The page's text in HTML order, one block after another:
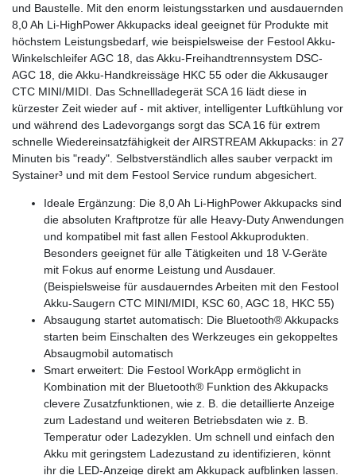
und Baustelle. Mit den enorm leistungsstarken und ausdauernden
8,0 Ah Li-HighPower Akkupacks ideal geeignet für Produkte mit
höchstem Leistungsbedarf, wie beispielsweise der Festool Akku-
Winkelschleifer AGC 18, das Akku-Freihandtrennsystem DSC-
AGC 18, die Akku-Handkreissäge HKC 55 oder die Akkusauger
CTC MINI/MIDI. Das Schnellladegerät SCA 16 lädt diese in
kürzester Zeit wieder auf - mit aktiver, intelligenter Luftkühlung vor
und während des Ladevorgangs sorgt das SCA 16 für extrem
schnelle Wiedereinsatzfähigkeit der AIRSTREAM Akkupacks: in 27
Minuten bis "ready". Selbstverständlich alles sauber verpackt im
Systainer³ und mit dem Festool Service rundum abgesichert.
Ideale Ergänzung: Die 8,0 Ah Li-HighPower Akkupacks sind
die absoluten Kraftprotze für alle Heavy-Duty Anwendungen
und kompatibel mit fast allen Festool Akkuprodukten.
Besonders geeignet für alle Tätigkeiten und 18 V-Geräte
mit Fokus auf enorme Leistung und Ausdauer.
(Beispielsweise für ausdauerndes Arbeiten mit den Festool
Akku-Saugern CTC MINI/MIDI, KSC 60, AGC 18, HKC 55)
Absaugung startet automatisch: Die Bluetooth® Akkupacks
starten beim Einschalten des Werkzeuges ein gekoppeltes
Absaugmobil automatisch
Smart erweitert: Die Festool WorkApp ermöglicht in
Kombination mit der Bluetooth® Funktion des Akkupacks
clevere Zusatzfunktionen, wie z. B. die detaillierte Anzeige
zum Ladestand und weiteren Betriebsdaten wie z. B.
Temperatur oder Ladezyklen. Um schnell und einfach den
Akku mit geringstem Ladezustand zu identifizieren, könnt
ihr die LED-Anzeige direkt am Akkupack aufblinken lassen.